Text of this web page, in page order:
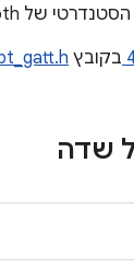
בקובץ
שדה